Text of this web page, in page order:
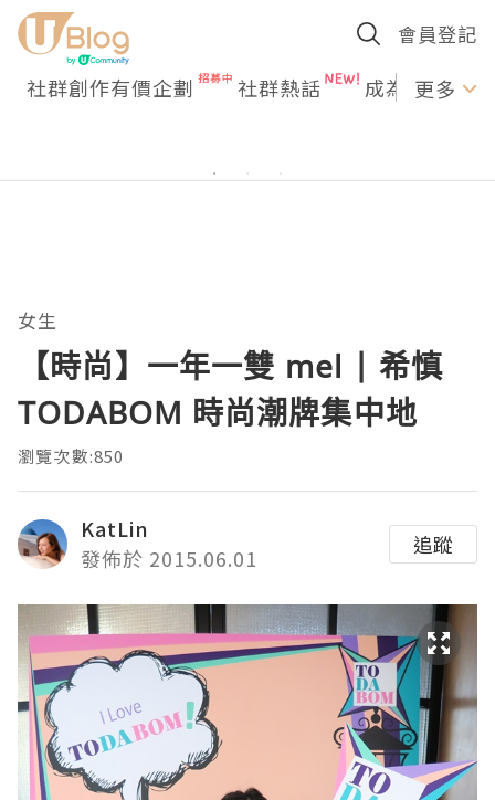
會員登記
社群創作有價企劃 社群熱話 成為U更多
女生
【時尚】一年一雙 mel | 希慎
TODABOM 時尚潮牌集中地
瀏覽次數:850
KatLin
發佈於 2015.06.01
追蹤